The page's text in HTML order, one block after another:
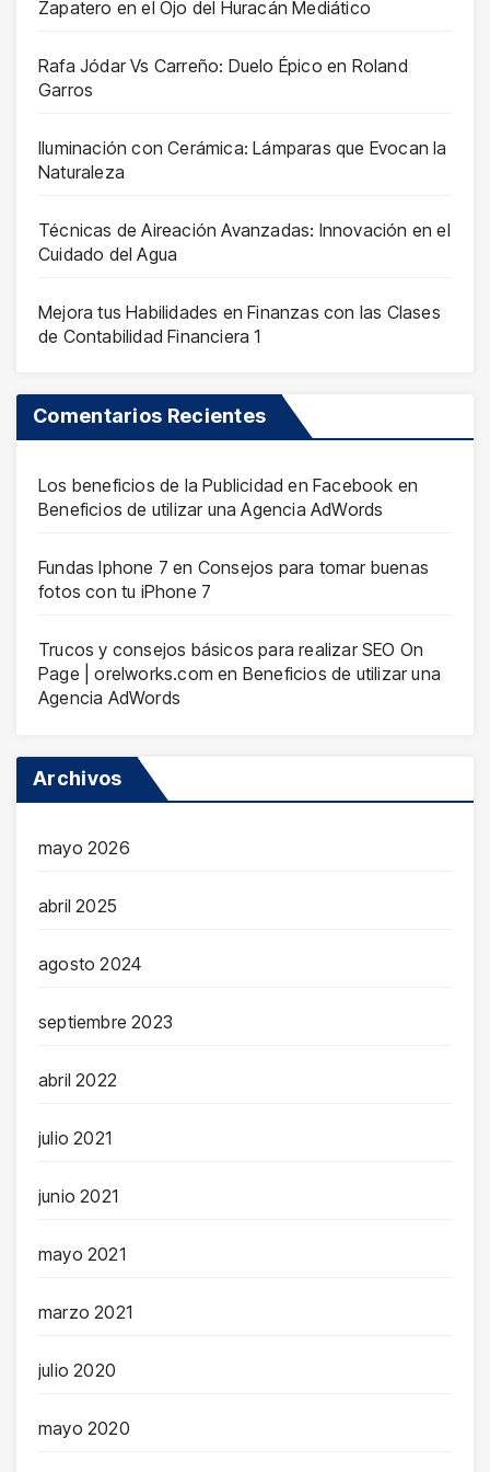
Zapatero en el Ojo del Huracán Mediático
Rafa Jódar Vs Carreño: Duelo Épico en Roland
Garros
Iluminación con Cerámica: Lámparas que Evocan la
Naturaleza
Técnicas de Aireación Avanzadas: Innovación en el
Cuidado del Agua
Mejora tus Habilidades en Finanzas con las Clases
de Contabilidad Financiera 1
Comentarios Recientes
Los beneficios de la Publicidad en Facebook en
Beneficios de utilizar una Agencia AdWords
Fundas Iphone 7 en Consejos para tomar buenas
fotos con tu iPhone 7
Trucos y consejos básicos para realizar SEO On
Page | orelworks.com en Beneficios de utilizar una
Agencia AdWords
Archivos
mayo 2026
abril 2025
agosto 2024
septiembre 2023
abril 2022
julio 2021
junio 2021
mayo 2021
marzo 2021
julio 2020
mayo 2020